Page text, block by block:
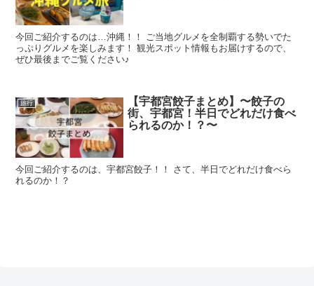
今回ご紹介するのは…沖縄！！ ご当地グルメを全制覇する勢いでた
っぷりグルメを楽しみます！ 観光スポット情報もお届けするので、
ぜひ最後までご覧ください♪
旅行
【宇都宮餃子まとめ】〜餃子の
街、宇都宮！半日でどれだけ食べ
られるのか！？〜
今回ご紹介するのは、宇都宮餃子！！ さて、半日でどれだけ食べら
れるのか！？